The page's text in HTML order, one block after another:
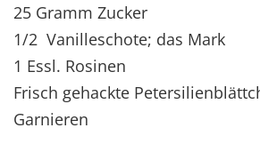
25 Gramm Zucker
1/2 Vanilleschote; das Mark
1 Essl. Rosinen
Frisch gehackte
Garnieren